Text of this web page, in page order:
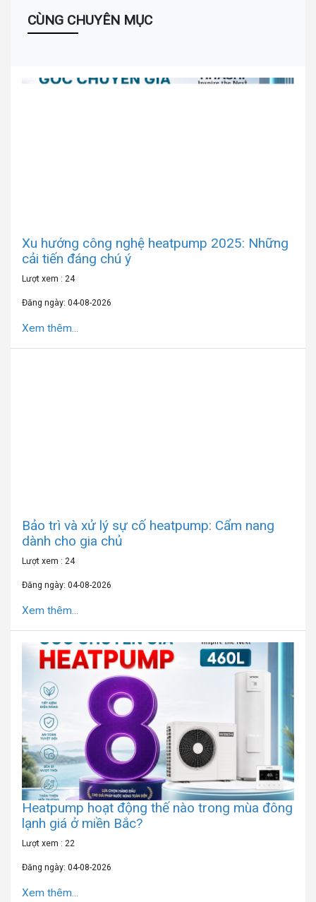
CÙNG CHUYÊN MỤC
Xu hướng công nghệ heatpump 2025: Những
cải tiến đáng chú ý
Lượt xem : 24
Đăng ngày: 04-08-2026
Xem thêm...
Bảo trì và xử lý sự cố heatpump: Cẩm nang
dành cho gia chủ
Lượt xem : 24
Đăng ngày: 04-08-2026
Xem thêm...
Heatpump hoạt động thế nào trong mùa đông
lạnh giá ở miền Bắc?
Lượt xem : 22
Đăng ngày: 04-08-2026
Xem thêm...